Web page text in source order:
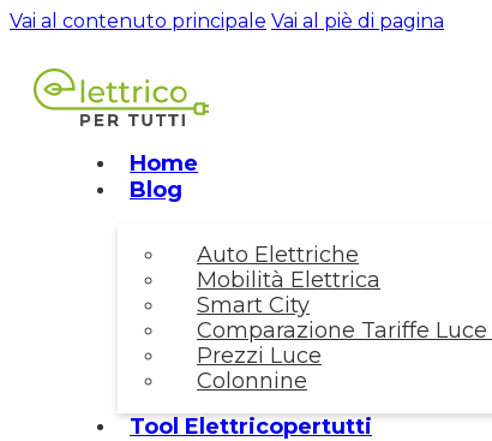
Vai al contenuto principale Vai al piè di pagina
Home
Blog
Auto Elettriche
Mobilità Elettrica
Smart City
Comparazione Tariffe
Prezzi Luce
Colonnine
Tool Elettricopertutti